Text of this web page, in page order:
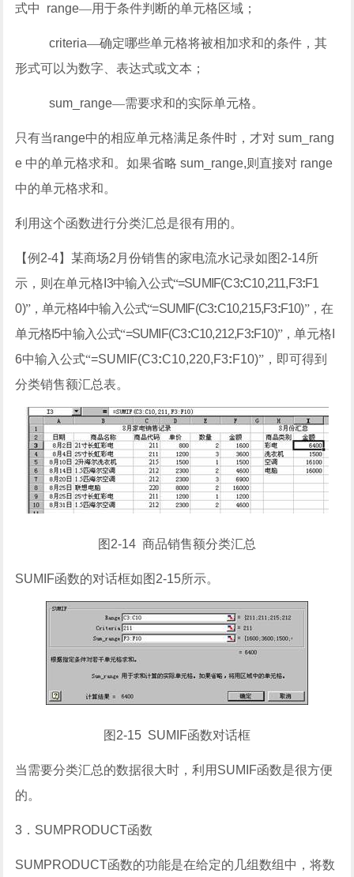
式中 range—用于条件判断的单元格区域；
criteria—确定哪些单元格将被相加求和的条件，其
形式可以为数字、表达式或文本；
sum_range—需要求和的实际单元格。
只有当range中的相应单元格满足条件时，才对 sum_rang
e 中的单元格求和。如果省略 sum_range,则直接对 range
中的单元格求和。
利用这个函数进行分类汇总是很有用的。
【例 2-4】 某商场2 月份销售的家电流水记录如图 2-14所
示，则在单元格 I3中输入公式“=SUMIF(C3:C10,211,F3:F1
0)”，单元格I4中输入公式“=SUMIF(C3:C10,215,F3:F10)”，在
单元格 I5中输入公式“=SUMIF(C3:C10,212,F3:F10)”，单元格
6中输入公式“=SUMIF(C3:C10,220,F3:F10)”，即可得到
分类销售额汇总表。
图 2-14 商品销售额分类汇总
SUMIF函数的对话框如图 2-15所示。
图 2-15 SUMIF函数对话框
当需要分类汇总的数据很大时，利用 SUMIF函数是很方便
的。
3 ． SUMPRODUCT函数
SUMPRODUCT函数的功能是在给定的几组数组中，将数